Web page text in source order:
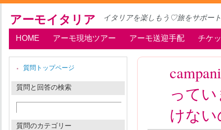
アーモイタリア イタリアを楽しもう♡旅をサポート
HOME アーモ現地ツアー アーモ送迎手配 チケ
って
けな
質問トップページ
質問と回答の検索
質問のカテゴリー